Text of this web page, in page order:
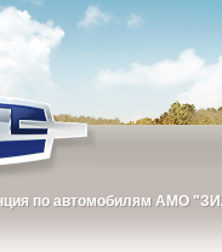
по автомобилям АМО
по автомобилям АМО